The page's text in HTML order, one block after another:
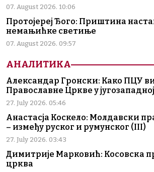
07. August 2026. 10:06
Протојереј Ђого: Приштина
немањићке светиње
07. August 2026. 09:57
АНАЛИТИКА
Александар Гронски: Како ПЦУ
Православне Цркве у
27. July 2026. 05:46
Анастасја Коскело: Молдавски
– између руског и румунског (III)
27. July 2026. 03:43
Димитрије Марковић: Косовска
црква